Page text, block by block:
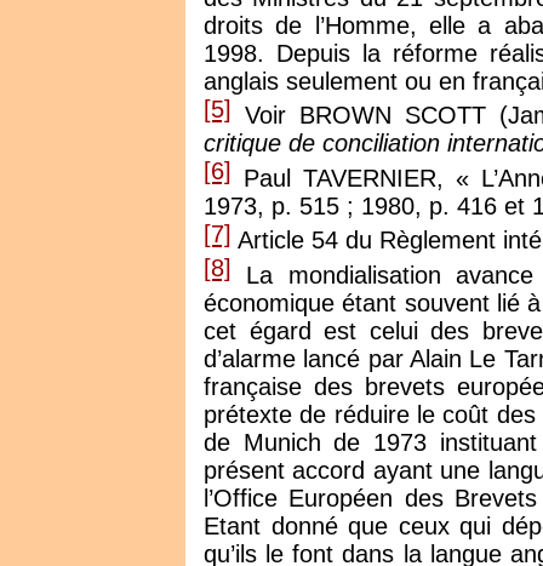
droits de l’Homme, elle a
1998. Depuis la réforme
anglais seulement ou en
[5]
Voir BROWN SCOTT
critique de conciliation
[6]
Paul TAVERNIER, «
1973, p. 515 ; 1980, p. 416 et
[7] Article 54 du Règlement
[8]
La mondialisation
économique étant souvent lié
cet égard est celui des
d’alarme lancé par Alain Le
française des brevets
prétexte de réduire le coût
de Munich de 1973
présent accord ayant une
l’Office Européen des
Etant donné que ceux qui
qu’ils le font dans la langue